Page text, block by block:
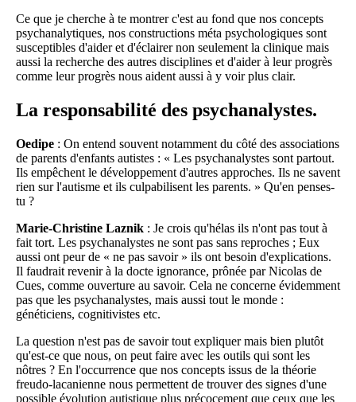
Ce que je cherche à te montrer c'est au fond que nos concepts
psychanalytiques, nos constructions méta psychologiques sont
susceptibles d'aider et d'éclairer non seulement la clinique mais
aussi la recherche des autres disciplines et d'aider à leur progrès
comme leur progrès nous aident aussi à y voir plus clair.
La responsabilité des psychanalystes.
Oedipe : On entend souvent notamment du côté des associations
de parents d'enfants autistes : « Les psychanalystes sont partout.
Ils empêchent le développement d'autres approches. Ils ne savent
rien sur l'autisme et ils culpabilisent les parents. » Qu'en penses-
tu ?
Marie-Christine Laznik : Je crois qu'hélas ils n'ont pas tout à
fait tort. Les psychanalystes ne sont pas sans reproches ; Eux
aussi ont peur de « ne pas savoir » ils ont besoin d'explications.
Il faudrait revenir à la docte ignorance, prônée par Nicolas de
Cues, comme ouverture au savoir. Cela ne concerne évidemment
pas que les psychanalystes, mais aussi tout le monde :
généticiens, cognitivistes etc.
La question n'est pas de savoir tout expliquer mais bien plutôt
qu'est-ce que nous, on peut faire avec les outils qui sont les
nôtres ? En l'occurrence que nos concepts issus de la théorie
freudo-lacanienne nous permettent de trouver des signes d'une
possible évolution autistique plus précocement que ceux que les